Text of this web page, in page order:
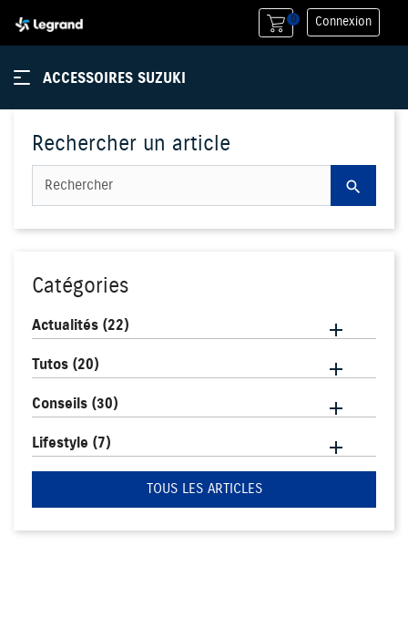
0 Connexion
ACCESSOIRES SUZUKI
Rechercher un article
search
Catégories
Actualités (22) 
Tutos (20) 
Conseils (30) 
Lifestyle (7) 
TOUS LES ARTICLES